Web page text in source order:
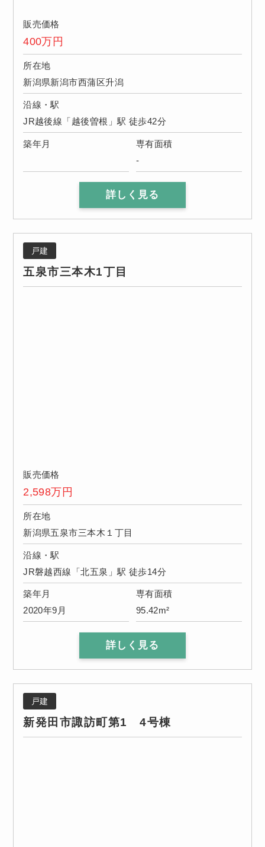
販売価格
400万円
所在地
新潟県新潟市西蒲区升潟
沿線・駅
JR越後線「越後曽根」駅 徒歩42分
築年月
専有面積
-
詳しく見る
戸建
五泉市三本木1丁目
販売価格
2,598万円
所在地
新潟県五泉市三本木１丁目
沿線・駅
JR磐越西線「北五泉」駅 徒歩14分
築年月
2020年9月
専有面積
95.42m²
詳しく見る
戸建
新発田市諏訪町第1 4号棟